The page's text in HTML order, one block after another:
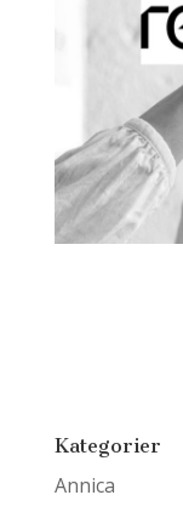
Kategorier
Annica